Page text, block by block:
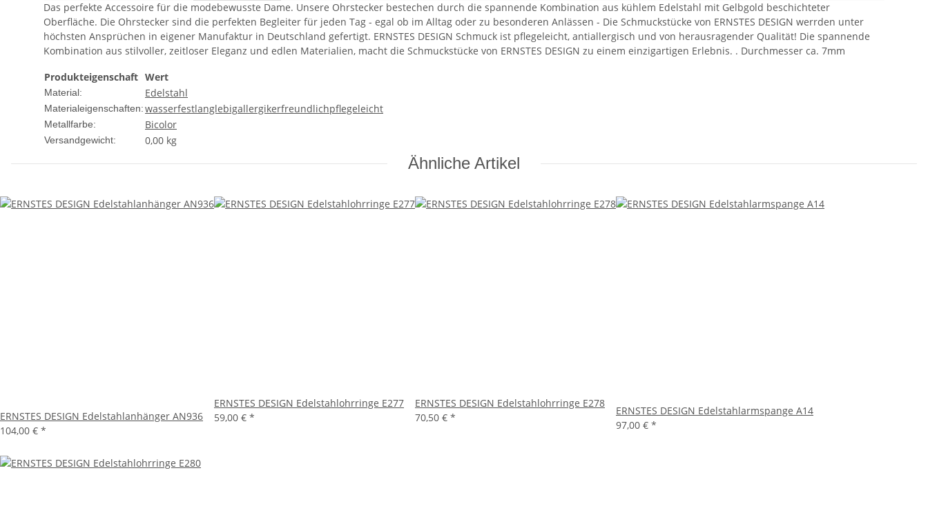
Das perfekte Accessoire für die modebewusste Dame. Unsere Ohrstecker bestechen durch die spannende Kombination aus kühlem Edelstahl mit Gelbgold beschichteter
Oberfläche. Die Ohrstecker sind die perfekten Begleiter für jeden Tag - egal ob im Alltag oder zu besonderen Anlässen - Die Schmuckstücke von ERNSTES DESIGN werrden unter
höchsten Ansprüchen in eigener Manufaktur in Deutschland gefertigt. ERNSTES DESIGN Schmuck ist pflegeleicht, antiallergisch und von herausragender Qualität! Die spannende
Kombination aus stilvoller, zeitloser Eleganz und edlen Materialien, macht die Schmuckstücke von ERNSTES DESIGN zu einem einzigartigen Erlebnis. . Durchmesser ca. 7mm
Produkteigenschaft Wert
Material: Edelstahl
Materialeigenschaften:wasserfestlanglebigallergikerfreundlichpflegeleicht
Metallfarbe: Bicolor
Versandgewicht: 0,00 kg
Ähnliche Artikel
ERNSTES DESIGN Edelstahlanhänger AN936
104,00 € *
ERNSTES DESIGN Edelstahlohrringe E277
59,00 € *
ERNSTES DESIGN Edelstahlohrringe E278
70,50 € *
ERNSTES DESIGN Edelstahlarmspange A14
97,00 € *